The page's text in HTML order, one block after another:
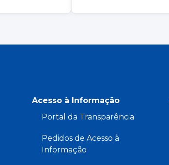
Acesso à Informação
Portal da Transparência
Pedidos de Acesso à
Informação